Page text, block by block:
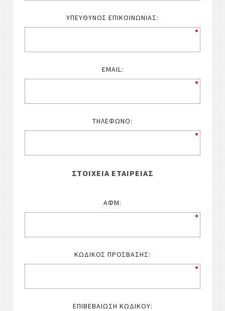
ΥΠΕΎΘΥΝΟΣ ΕΠΙΚΟΙΝΩΝΊΑΣ:
EMAIL:
ΤΗΛΈΦΩΝΟ:
ΣΤΟΙΧΕΊΑ ΕΤΑΙΡΕΊΑΣ
ΑΦΜ:
ΚΩΔΙΚΌΣ ΠΡΌΣΒΑΣΗΣ:
ΕΠΙΒΕΒΑΊΩΣΗ ΚΩΔΙΚΟΎ: